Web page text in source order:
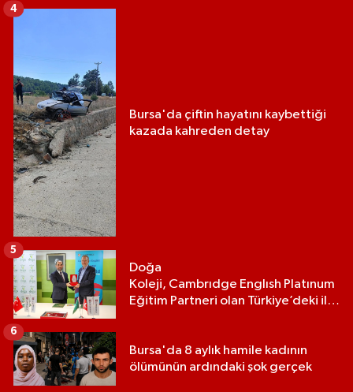
Bursa'da çiftin hayatını kaybettiği
kazada kahreden detay
4
Doğa
Koleji, Cambrıdge Englısh Platınum
Eğitim Partneri olan Türkiye’deki ilk
5
Bursa'da 8 aylık hamile kadının
ölümünün ardındaki şok gerçek
6